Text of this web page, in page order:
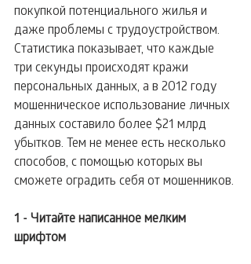
покупкой потенциального жилья и
даже проблемы с трудоустройством.
Статистика показывает, что каждые
три секунды происходят кражи
персональных данных, а в 2012 году
мошенническое использование личных
данных составило более $21 млрд
убытков. Тем не менее есть несколько
способов, с помощью которых вы
сможете оградить себя от мошенников.
1 - Читайте написанное мелким
шрифтом